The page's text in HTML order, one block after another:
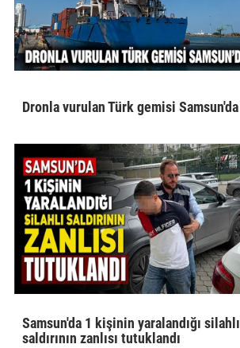
Dronla vurulan Türk gemisi Samsun'da
Samsun'da 1 kişinin yaralandığı silahlı
saldırının zanlısı tutuklandı